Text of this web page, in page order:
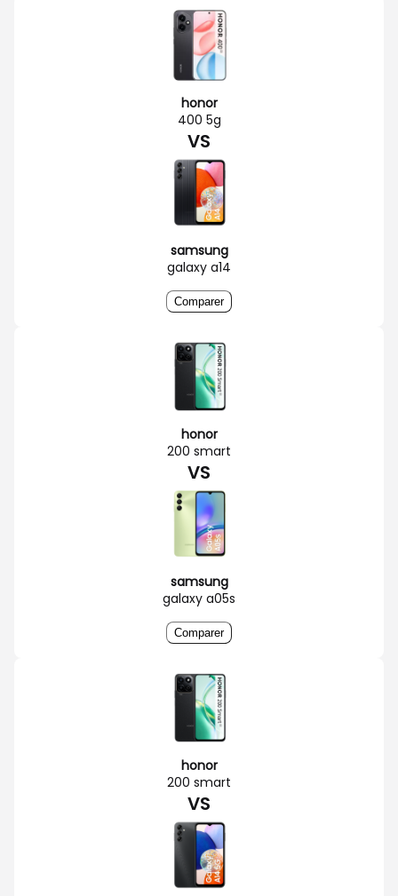
honor
400 5g
VS
samsung
galaxy a14
Comparer
honor
200 smart
VS
samsung
galaxy a05s
Comparer
honor
200 smart
VS